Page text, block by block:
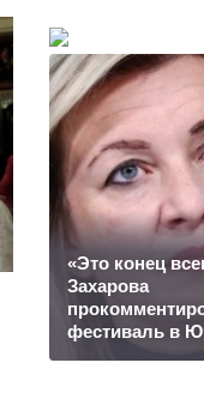
«Это конец
Захарова
фестиваль в